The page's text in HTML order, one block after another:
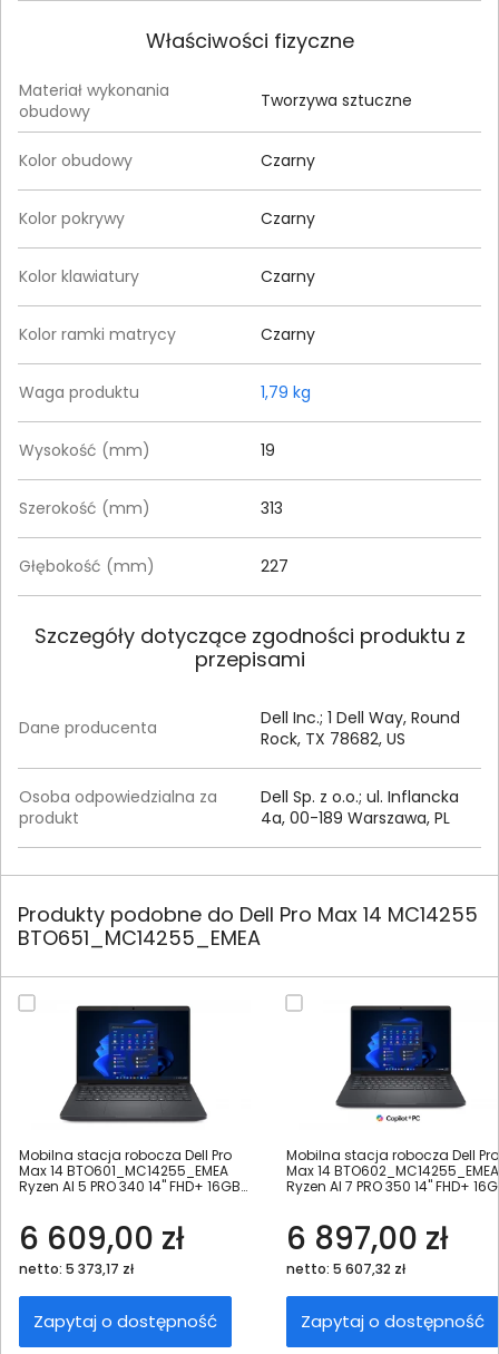
Właściwości fizyczne
Materiał wykonania
obudowy
Tworzywa sztuczne
Kolor obudowy Czarny
Kolor pokrywy Czarny
Kolor klawiatury Czarny
Kolor ramki matrycy Czarny
Waga produktu 1,79 kg
Wysokość (mm) 19
Szerokość (mm) 313
Głębokość (mm) 227
Szczegóły dotyczące zgodności produktu z
przepisami
Dane producenta
Dell Inc.; 1 Dell Way, Round
Rock, TX 78682, US
Osoba odpowiedzialna za
produkt
Dell Sp. z o.o.; ul. Inflancka
4a, 00-189 Warszawa, PL
Produkty podobne do Dell Pro Max 14 MC14255
BTO651_MC14255_EMEA
Mobilna stacja robocza Dell Pro
Max 14 BTO601_MC14255_EMEA
Ryzen AI 5 PRO 340 14" FHD+ 16GB
6 609,00 zł
netto: 5 373,17 zł
Zapytaj o dostępność
Mobilna stacja robocza Dell Pro
Max 14 BTO602_MC14255_EMEA
Ryzen AI 7 PRO 350 14" FHD+
6 897,00 zł
netto: 5 607,32 zł
Zapytaj o dostępność